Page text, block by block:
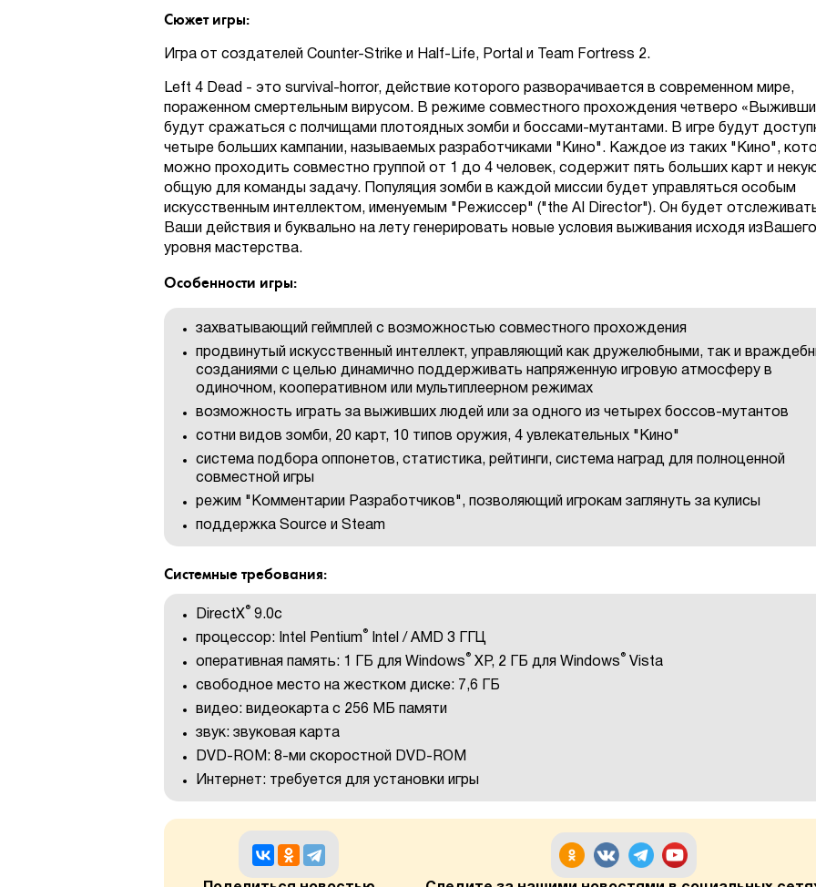
Сюжет игры:
Игра от создателей Counter-Strike и Half-Life, Portal и Team Fortress 2.
Left 4 Dead - это survival-horror, действие которого разворачивается в современном мире,
пораженном смертельным вирусом. В режиме совместного прохождения четверо
будут сражаться с полчищами плотоядных зомби и боссами-мутантами. В игре будут
четыре больших кампании, называемых разработчиками "Кино". Каждое из таких "Кино",
можно проходить совместно группой от 1 до 4 человек, содержит пять больших карт и
общую для команды задачу. Популяция зомби в каждой миссии будет управляться особым
искусственным интеллектом, именуемым "Режиссер" ("the AI Director"). Он будет
Ваши действия и буквально на лету генерировать новые условия выживания исходя изВашего
уровня мастерства.
Особенности игры:
захватывающий геймплей с возможностью совместного прохождения
продвинутый искусственный интеллект, управляющий как дружелюбными, так и
созданиями с целью динамично поддерживать напряженную игровую атмосферу в
одиночном, кооперативном или мультиплеерном режимах
возможность играть за выживших людей или за одного из четырех боссов-мутантов
сотни видов зомби, 20 карт, 10 типов оружия, 4 увлекательных "Кино"
система подбора оппонетов, статистика, рейтинги, система наград для полноценной
совместной игры
режим "Комментарии Разработчиков", позволяющий игрокам заглянуть за кулисы
поддержка Source и Steam
Системные требования:
DirectX® 9.0с
процессор: Intel Pentium®
Intel / AMD 3 ГГЦ
оперативная память: 1 ГБ для Windows® XP, 2 ГБ для Windows® Vista
свободное место на жестком диске: 7,6 ГБ
видео: видеокарта с 256 МБ памяти
звук: звуковая карта
DVD-ROM: 8-ми скоростной DVD-ROM
Интернет: требуется для установки игры